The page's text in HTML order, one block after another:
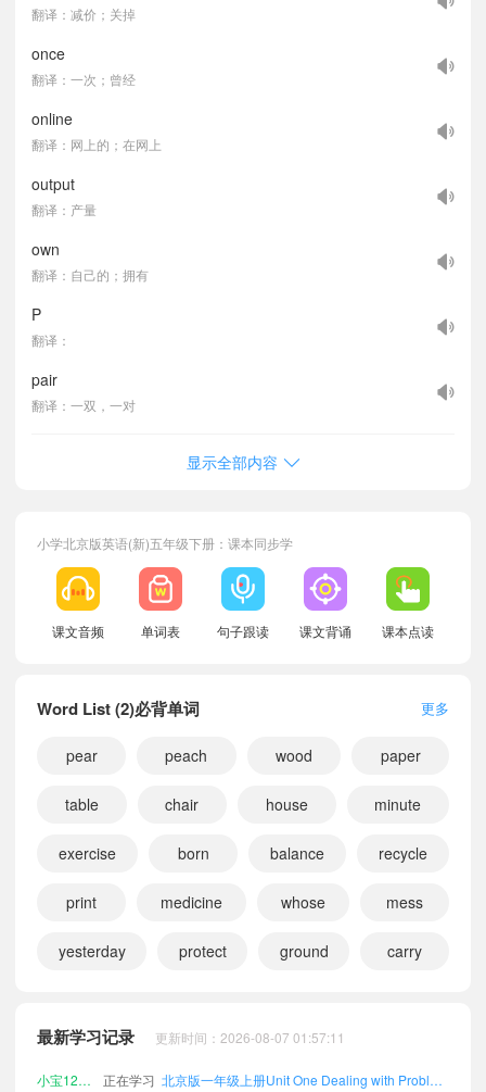
翻译：减价；关掉
once
翻译：一次；曾经
online
翻译：网上的；在网上
output
翻译：产量
own
翻译：自己的；拥有
P
翻译：
pair
翻译：一双，一对
显示全部内容
小学北京版英语(新)五年级下册：课本同步学
课文音频 单词表 句子跟读 课文背诵 课本点读
Word List (2)必背单词 更多
pear peach wood paper
table chair house minute
exercise born balance recycle
print medicine whose mess
yesterday protect ground carry
最新学习记录 更新时间：2026-08-07 01:57:11
小宝486189 正在学习 北京版三年级上册Word List (2)课文朗读
正在学习